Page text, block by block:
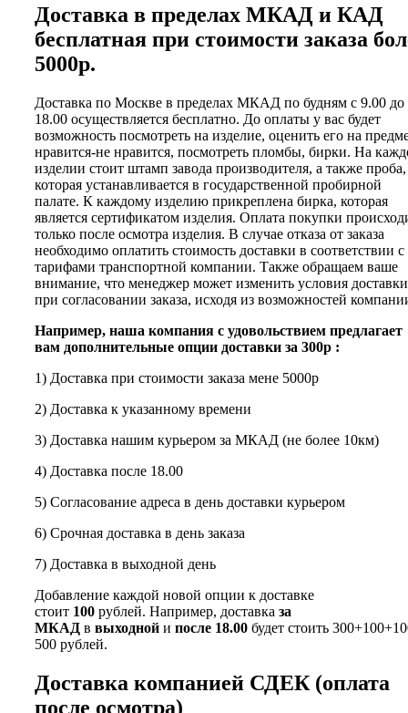
Доставка в пределах МКАД и КАД
бесплатная при стоимости заказа
5000р.
Доставка по Москве в пределах МКАД по будням с 9.00 до
18.00 осуществляется бесплатно. До оплаты у вас будет
возможность посмотреть на изделие, оценить его на
нравится-не нравится, посмотреть пломбы, бирки. На
изделии стоит штамп завода производителя, а также проба,
которая устанавливается в государственной пробирной
палате. К каждому изделию прикреплена бирка, которая
является сертификатом изделия. Оплата покупки
только после осмотра изделия. В случае отказа от заказа
необходимо оплатить стоимость доставки в соответствии с
тарифами транспортной компании. Также обращаем ваше
внимание, что менеджер может изменить условия доставки
при согласовании заказа, исходя из возможностей
Например, наша компания с удовольствием предлагает
вам дополнительные опции доставки за 300р :
1) Доставка при стоимости заказа мене 5000р
2) Доставка к указанному времени
3) Доставка нашим курьером за МКАД (не более 10км)
4) Доставка после 18.00
5) Согласование адреса в день доставки курьером
6) Срочная доставка в день заказа
7) Доставка в выходной день
Добавление каждой новой опции к доставке
стоит 100 рублей. Например, доставка за
МКАД в выходной и после 18.00 будет стоить
500 рублей.
Доставка компанией СДЕК (оплата
после осмотра)